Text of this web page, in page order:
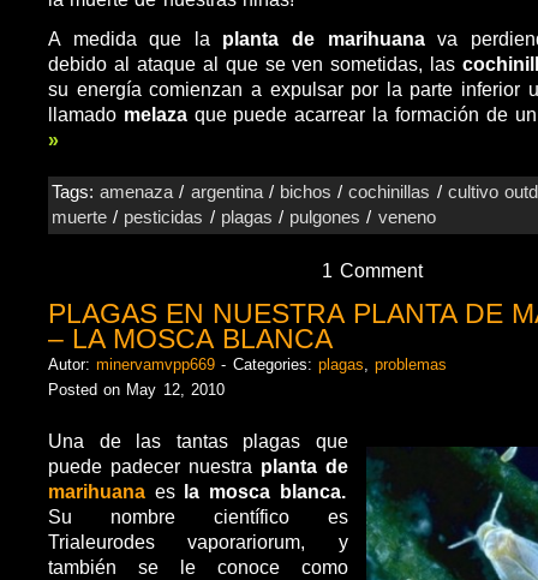
A medida que la planta de marihuanava
debido al ataque al que se ven sometidas, las
su energía comienzan a expulsar por la parte inferior
llamado melazaque puede acarrear la formación de
»
Tags:amenaza/ argentina/ bichos /cochinillas / cultivo
muerte / pesticidas / plagas / pulgones / veneno
1 Comment
PLAGAS EN NUESTRA PLANTA DE
– LA MOSCA BLANCA
Autor:minervamvpp669 - Categories: plagas,problemas
Posted on May 12, 2010
Una de las tantas plagas que
puede padecer nuestra planta de
marihuana es la mosca blanca.
Su nombre científico es
Trialeurodes vaporariorum, y
también se le conoce como